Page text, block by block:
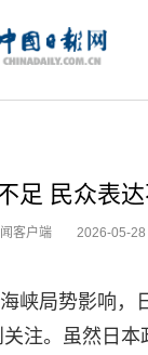
足 民众表
客户端 2026-05-28
峡局势影响，
注。虽然日本